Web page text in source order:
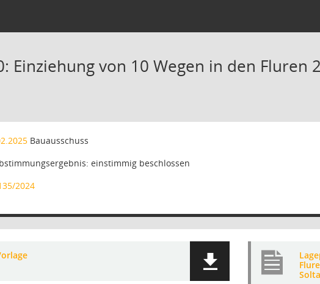
Einziehung von 10 Wegen in den Fluren
Bauausschuss
einstimmig beschlossen
2024